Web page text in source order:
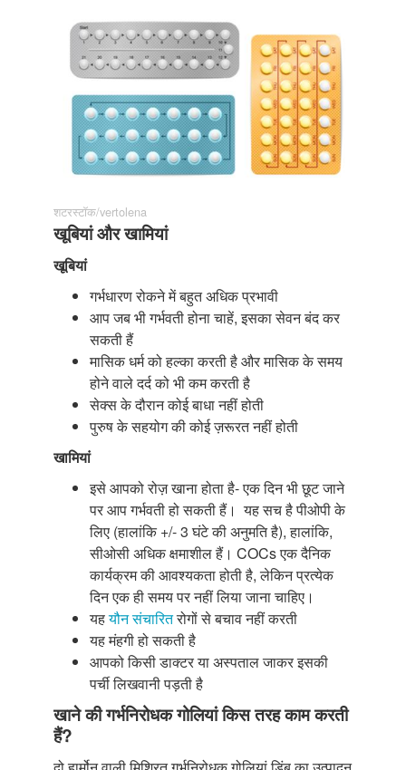
शटरस्टॉक/vertolena
खूबियां और खामियां
खूबियां
गर्भधारण रोकने में बहुत अधिक प्रभावी
आप जब भी गर्भवती होना चाहें, इसका सेवन बंद कर
सकती हैं
मासिक धर्म को हल्का करती है और मासिक के समय
होने वाले दर्द को भी कम करती है
सेक्स के दौरान कोई बाधा नहीं होती
पुरुष के सहयोग की कोई ज़रूरत नहीं होती
खामियां
इसे आपको रोज़ खाना होता है- एक दिन भी छूट जाने
पर आप गर्भवती हो सकती हैं। यह सच है पीओपी के
लिए (हालांकि +/- 3 घंटे की अनुमति है), हालांकि,
सीओसी अधिक क्षमाशील हैं। COCs एक दैनिक
कार्यक्रम की आवश्यकता होती है, लेकिन प्रत्येक
दिन एक ही समय पर नहीं लिया जाना चाहिए।
यहयौन संचारितरोगों से बचाव नहीं करती
यह मंहगी हो सकती है
आपको किसी डाक्टर या अस्पताल जाकर इसकी
पर्ची लिखवानी पड़ती है
खाने की गर्भनिरोधक गोलियां किस तरह काम करती
हैं?